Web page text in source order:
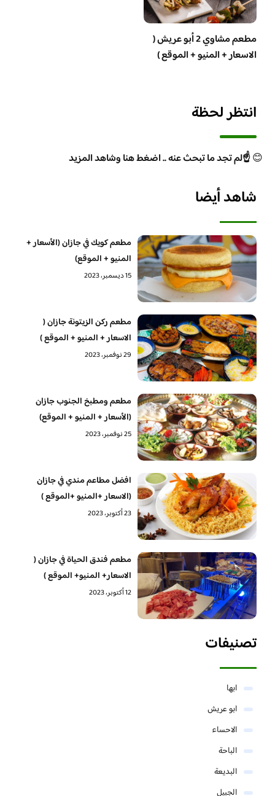
مطعم مشاوي 2 أبو عريش (
الاسعار + المنيو + الموقع )
انتظر لحظة
😊☝️لم تجد ما تبحث عنه .. اضغط هنا وشاهد المزيد
شاهد أيضا
مطعم كويك في جازان (الأسعار +
المنيو + الموقع)
15 ديسمبر، 2023
مطعم ركن الزيتونة جازان (
الاسعار + المنيو + الموقع )
29 نوفمبر، 2023
مطعم ومطبخ الجنوب جازان
(الأسعار + المنيو + الموقع)
25 نوفمبر، 2023
افضل مطاعم مندي في جازان
(الاسعار +المنيو +الموقع )
23 أكتوبر، 2023
مطعم فندق الحياة في جازان (
الاسعار+ المنيو+ الموقع )
12 أكتوبر، 2023
تصنيفات
ابها
ابو عريش
الاحساء
الباحة
البديعة